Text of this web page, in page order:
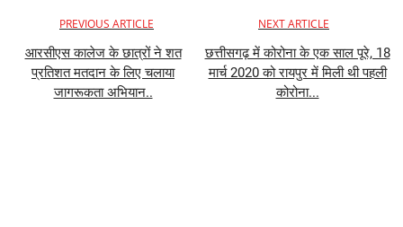
PREVIOUS ARTICLE
आरसीएस कालेज के छात्रों ने शत
प्रतिशत मतदान के लिए चलाया
जागरूकता अभियान..
NEXT ARTICLE
छत्तीसगढ़ में कोरोना के एक साल पूरे, 18
मार्च 2020 को रायपुर में मिली थी पहली
कोरोना...